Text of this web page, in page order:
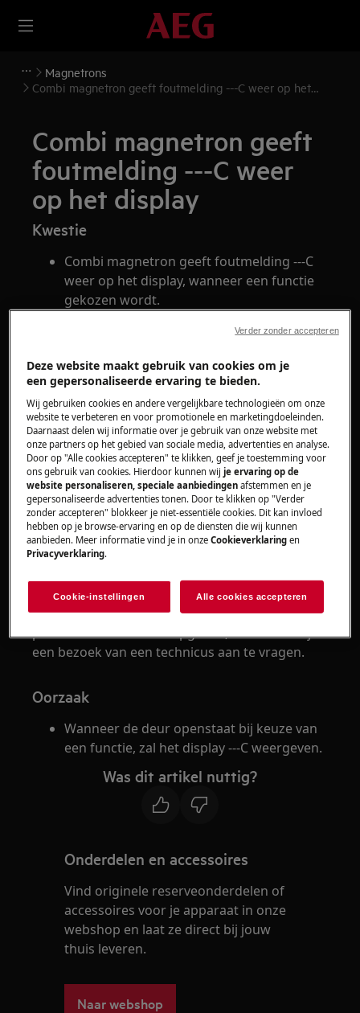
Magnetrons
Combi magnetron geeft foutmelding ---C weer op het
Combi magnetron geeft
foutmelding ---C weer
op het display
Kwestie
Combi magnetron geeft foutmelding ---C
weer op het display, wanneer een functie
gekozen wordt.
Heeft betrekking op
Combi magnetron
Oplossing
Sluit de deur van het apparaat en kies
opnieuw een functie.
Controleer of de deurhaakjes nog intact
zijn.
Neem contact op met onze servicedienst
voor een afspraak.
Wanneer de bovenstaande suggesties het
probleem niet hebben opgelost, adviseren wij
een bezoek van een technicus aan te vragen.
Oorzaak
Wanneer de deur openstaat bij keuze van
een functie, zal het display ---C weergeven.
Was dit artikel nuttig?
Onderdelen en accessoires
Vind originele reserveonderdelen of
accessoires voor je apparaat in onze
webshop en laat ze direct bij jouw
thuis leveren.
Naar webshop
Deze website maakt gebruik van cookies om je
een gepersonaliseerde ervaring te bieden.
Wij gebruiken cookies en andere vergelijkbare technologieën om onze
website te verbeteren en voor promotionele en marketingdoeleinden.
Daarnaast delen wij informatie over je gebruik van onze website met
onze partners op het gebied van sociale media, advertenties en analyse.
Door op "Alle cookies accepteren" te klikken, geef je toestemming voor
ons gebruik van cookies. Hierdoor kunnen wijje ervaring op de
website personaliseren, speciale aanbiedingen afstemmen en je
gepersonaliseerde advertenties tonen. Door te klikken op "Verder
zonder accepteren" blokkeer je niet-essentiële cookies. Dit kan invloed
hebben op je browse-ervaring en op de diensten die wij kunnen
aanbieden. Meer informatie vind je in onzeCookieverklaring en
Privacyverklaring.
Cookie-instellingen Alle cookies accepteren
Verder zonder accepteren